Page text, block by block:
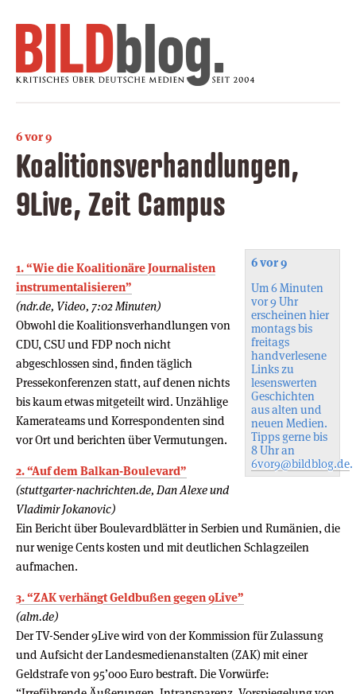
6 vor 9
Koalitionsverhandlungen,
9Live, Zeit Campus
6 vor 9
Um 6 Minuten
vor 9 Uhr
erscheinen hier
montags bis
freitags
handverlesene
Links zu
lesenswerten
Geschichten
aus alten und
neuen Medien.
Tipps gerne bis
8 Uhr an
6vor9@bildblog.de.
1. “Wie die Koalitionäre Journalisten
instrumentalisieren”
(ndr.de, Video, 7:02 Minuten)
Obwohl die Koalitionsverhandlungen von
CDU, CSU und FDP noch nicht
abgeschlossen sind, finden täglich
Pressekonferenzen statt, auf denen nichts
bis kaum etwas mitgeteilt wird. Unzählige
Kamerateams und Korrespondenten sind
vor Ort und berichten über Vermutungen.
2. “Auf dem Balkan-Boulevard”
(stuttgarter-nachrichten.de, Dan Alexe und
Vladimir Jokanovic)
Ein Bericht über Boulevardblätter in Serbien und Rumänien, die
nur wenige Cents kosten und mit deutlichen Schlagzeilen
aufmachen.
3. “ZAK verhängt Geldbußen gegen 9Live”
(alm.de)
Der TV-Sender 9Live wird von der Kommission für Zulassung
und Aufsicht der Landesmedienanstalten (ZAK) mit einer
Geldstrafe von 95’000 Euro bestraft. Die Vorwürfe: